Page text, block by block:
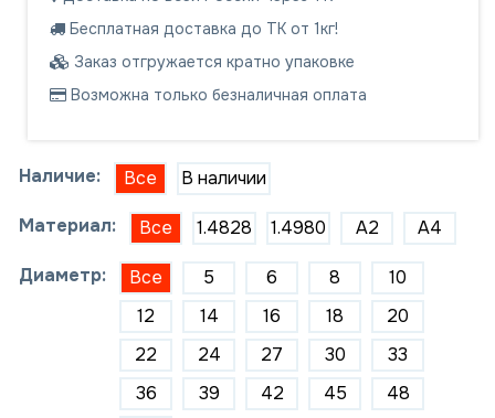
Бесплатная доставка до ТК от 1кг!
Заказ отгружается кратно упаковке
Возможна только безналичная оплата
Наличие: Все В наличии
Материал: Все 1.4828 1.4980 A2 A4
Диаметр: Все 5 6 8
10
12
14 16 18
20
22
24 27 30
33
36
39 42 45
48